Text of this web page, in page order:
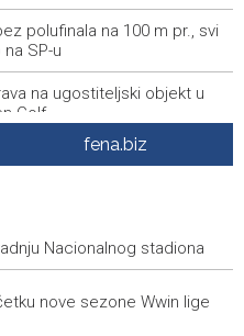
polufinala na 100 m pr., svi
SP-u
na ugostiteljski objekt u
Golf
novu izlagačku sezonu,
Veleža
Saturday, 8 August 2026
ode kući, Memčić se već
fena.biz
Nacionalnog stadiona
nove sezone Wwin lige